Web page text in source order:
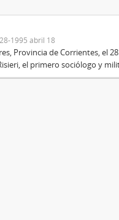
1995 abril 18
Provincia de Corrientes, el
el primero sociólogo y